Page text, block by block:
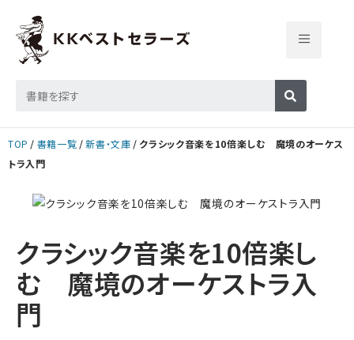
TOP 書籍一覧 新書・文庫
クラシック音楽を10倍楽しむ 魔境のオーケス
トラ入門
クラシック音楽を10倍楽し
む 魔境のオーケストラ入
門